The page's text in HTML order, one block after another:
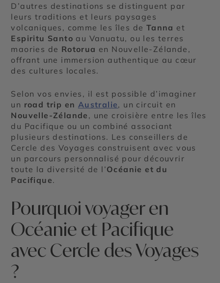
D’autres destinations se distinguent par
leurs traditions et leurs paysages
volcaniques, comme les îles de Tanna et
Espiritu Santo au Vanuatu, ou les terres
maories de Rotorua en Nouvelle-Zélande,
offrant une immersion authentique au cœur
des cultures locales.
Selon vos envies, il est possible d’imaginer
un road trip en Australie, un circuit en
Nouvelle-Zélande , une croisière entre les îles
du Pacifique ou un combiné associant
plusieurs destinations. Les conseillers de
Cercle des Voyages construisent avec vous
un parcours personnalisé pour découvrir
toute la diversité de l’Océanie et du
Pacifique.
Pourquoi voyager en
Océanie et Pacifique
avec Cercle des Voyages
?